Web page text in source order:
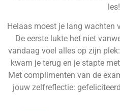
les!
Helaas moest je lang wachten
De eerste lukte het niet
vandaag voel alles op zijn
kwam je terug en je stapte
Met complimenten van de
jouw zelfreflectie: